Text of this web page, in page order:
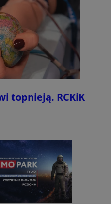
topnieją. RCKiK